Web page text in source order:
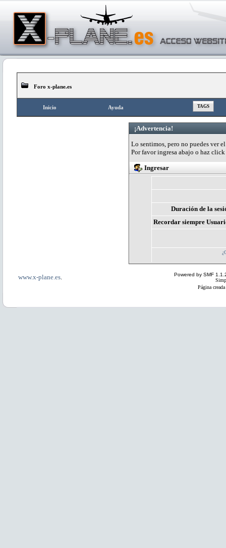
Foro x-plane.es
Inicio Ayuda TAGS
¡Advertencia!
Lo sentimos, pero no puedes ver
Por favor ingresa abajo o haz click
Ingresar
Duración de la
Recordar siempre
www.x-plane.es
Powered by SMF
Página